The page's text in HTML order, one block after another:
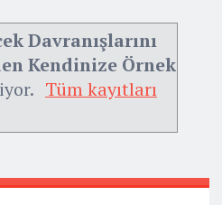
Davranışlarını
Kendinize Örnek
Tüm kayıtları